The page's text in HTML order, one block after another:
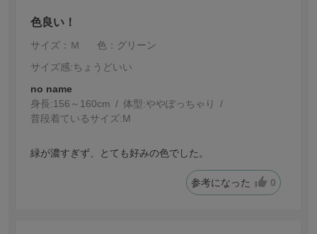
色良い！
サイズ：Ｍ
色：グリーン
サイズ感:ちょうどいい
no name
身長:156～160cm 体型:ぽっちゃり
普段着ているサイズ:M
緑が濃すぎず、とても好みの色でした。
参考になった 0